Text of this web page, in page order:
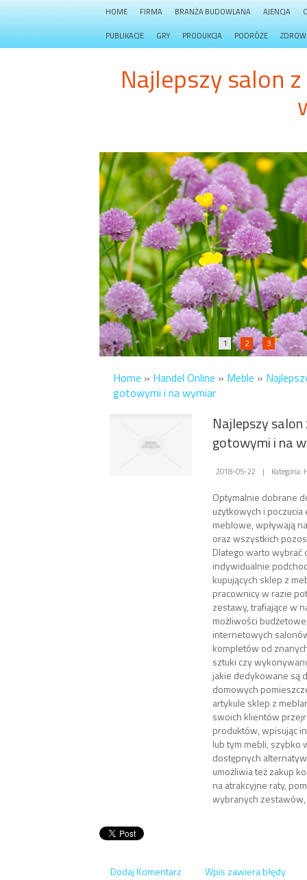
HOME FIRMA BRANŻA BUDOWLANA AJENCJA
PUBLIKACJE GRY PRODUKCJA PODRÓŻE
Najlepszy salon
1 2 3
Home » Handel Online » Meble »
gotowymi i na wymiar
Najlepszy
gotowymi i na
2018-05-22 |
Optymalnie dobrane
użytkowych i
meblowe, wpływają
oraz wszystkich
Dlatego warto wybrać
indywidualnie
kupujących sklep z
pracownicy w razie
zestawy, trafiające w
możliwości
internetowych
kompletów od
sztuki czy
jakie dedykowane są
domowych
artykule sklep z
swoich klientów
produktów, wpisując
lub tym mebli, szybko
dostępnych
umożliwia też zakup
na atrakcyjne raty,
wybranych zestawów,
Dodaj Komentarz Wpis zawiera błędy